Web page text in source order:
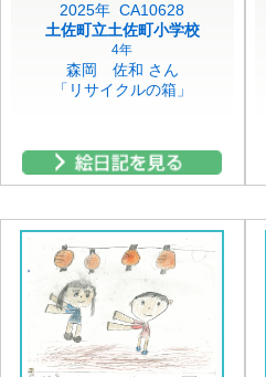
2025年 CA10628
土佐町立土佐町小学校
4年
森岡 佐和 さん
「リサイクルの箱」